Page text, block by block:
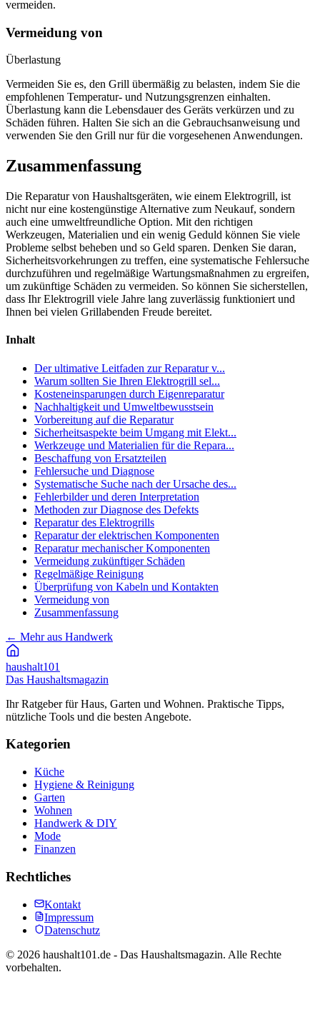
vermeiden.
Vermeidung von
Überlastung
Vermeiden Sie es, den Grill übermäßig zu belasten, indem Sie die
empfohlenen Temperatur- und Nutzungsgrenzen einhalten.
Überlastung kann die Lebensdauer des Geräts verkürzen und zu
Schäden führen. Halten Sie sich an die Gebrauchsanweisung und
verwenden Sie den Grill nur für die vorgesehenen Anwendungen.
Zusammenfassung
Die Reparatur von Haushaltsgeräten, wie einem Elektrogrill, ist
nicht nur eine kostengünstige Alternative zum Neukauf, sondern
auch eine umweltfreundliche Option. Mit den richtigen
Werkzeugen, Materialien und ein wenig Geduld können Sie viele
Probleme selbst beheben und so Geld sparen. Denken Sie daran,
Sicherheitsvorkehrungen zu treffen, eine systematische Fehlersuche
durchzuführen und regelmäßige Wartungsmaßnahmen zu ergreifen,
um zukünftige Schäden zu vermeiden. So können Sie sicherstellen,
dass Ihr Elektrogrill viele Jahre lang zuverlässig funktioniert und
Ihnen bei vielen Grillabenden Freude bereitet.
Inhalt
Der ultimative Leitfaden zur Reparatur v...
Warum sollten Sie Ihren Elektrogrill sel...
Kosteneinsparungen durch Eigenreparatur
Nachhaltigkeit und Umweltbewusstsein
Vorbereitung auf die Reparatur
Sicherheitsaspekte beim Umgang mit Elekt...
Werkzeuge und Materialien für die Repara...
Beschaffung von Ersatzteilen
Fehlersuche und Diagnose
Systematische Suche nach der Ursache des...
Fehlerbilder und deren Interpretation
Methoden zur Diagnose des Defekts
Reparatur des Elektrogrills
Reparatur der elektrischen Komponenten
Reparatur mechanischer Komponenten
Vermeidung zukünftiger Schäden
Regelmäßige Reinigung
Überprüfung von Kabeln und Kontakten
Vermeidung von
Zusammenfassung
← Mehr aus Handwerk
haushalt101
Das Haushaltsmagazin
Ihr Ratgeber für Haus, Garten und Wohnen. Praktische Tipps,
nützliche Tools und die besten Angebote.
Kategorien
Küche
Hygiene & Reinigung
Garten
Wohnen
Handwerk & DIY
Mode
Finanzen
Rechtliches
Kontakt
Impressum
Datenschutz
© 2026 haushalt101.de - Das Haushaltsmagazin. Alle Rechte
vorbehalten.